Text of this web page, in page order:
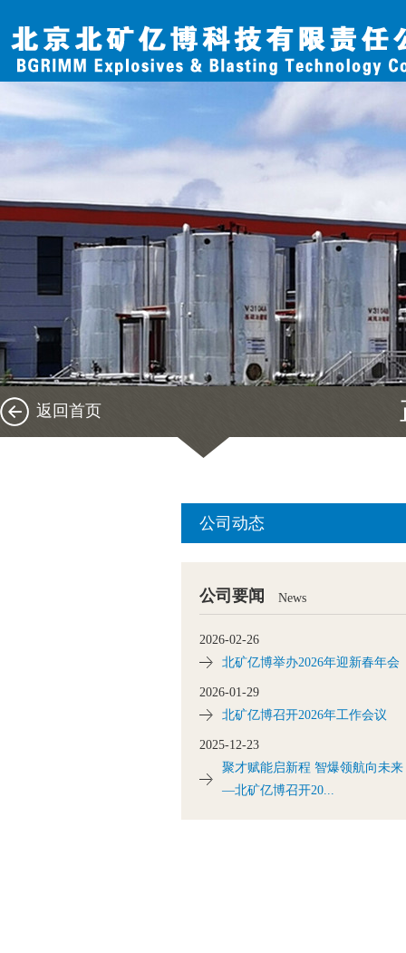
返回首页
公司动态
公司要闻 News
2026-02-26
北矿亿博举办2026年迎新春年会
2026-01-29
北矿亿博召开2026年工作会议
2025-12-23
聚才赋能启新程 智爆领航向未来
—北矿亿博召开20...